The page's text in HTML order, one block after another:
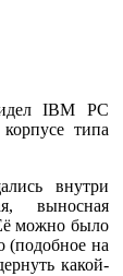
IBM PC
типа
внутри
выносная
можно было
(подобное на
какой-